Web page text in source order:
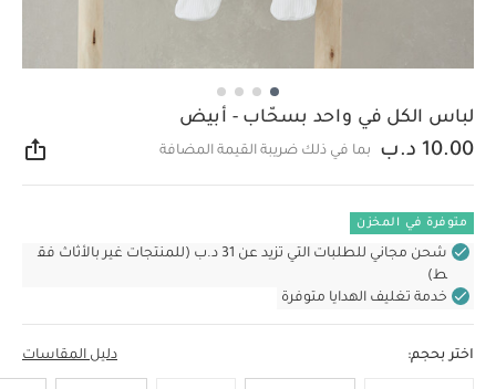
لباس الكل في واحد بسحّاب - أبيض
10.00 د.ب بما في ذلك ضريبة القيمة المضافة
متوفرة في المخزن
شحن مجاني للطلبات التي تزيد عن 31 د.ب (للمنتجات غير بالأثاث فق
ط)
خدمة تغليف الهدايا متوفرة
اختر بحجم: دليل المقاسات